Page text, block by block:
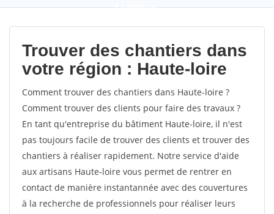
9,5(100%)78
votes
Trouver des chantiers dans
votre région : Haute-loire
Comment trouver des chantiers dans Haute-loire ?
Comment trouver des clients pour faire des travaux ?
En tant qu'entreprise du bâtiment Haute-loire, il n'est
pas toujours facile de trouver des clients et trouver des
chantiers à réaliser rapidement. Notre service d'aide
aux artisans Haute-loire vous permet de rentrer en
contact de manière instantannée avec des couvertures
à la recherche de professionnels pour réaliser leurs